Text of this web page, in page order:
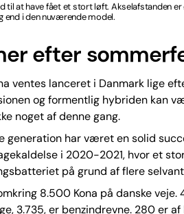
til at have fået et stort løft. Akselafstanden
end i den nuværende model.
efter
ventes lanceret i Danmark lige
og formentlig hybriden kan
noget af denne gang.
generation har været en solid
i 2020-2021, hvor et
på grund af flere
8.500 Kona på danske
3.735, er benzindrevne. 280 er